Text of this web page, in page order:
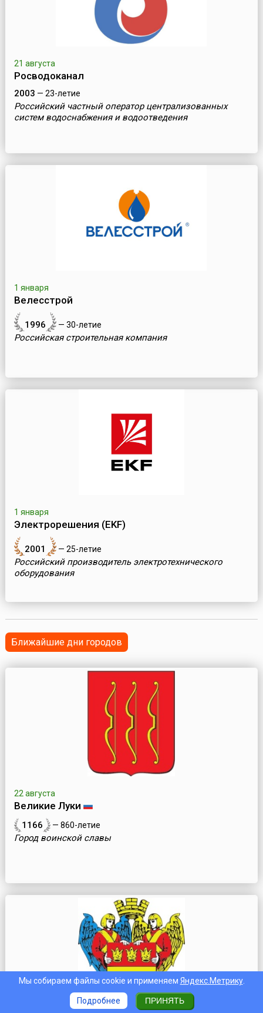
21 августа
Росводоканал
2003 — 23-летие
Российский частный оператор централизованных
систем водоснабжения и водоотведения
1 января
Велесстрой
1996 — 30-летие
Российская строительная компания
1 января
Электрорешения (EKF)
2001 — 25-летие
Российский производитель электротехнического
оборудования
Ближайшие дни городов
22 августа
Великие Луки
1166 — 860-летие
Город воинской славы
Мы собираем файлы cookie и применяем Яндекс.Метрику.
Подробнее ПРИНЯТЬ